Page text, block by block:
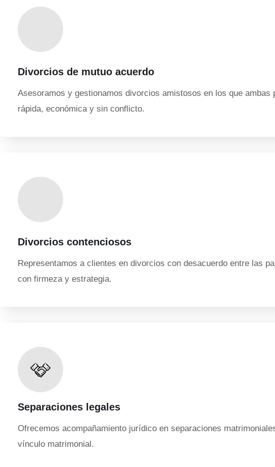
Divorcios de mutuo acuerdo
Asesoramos y gestionamos divorcios amistosos en los que
rápida, económica y sin conflicto.
Divorcios contenciosos
Representamos a clientes en divorcios con desacuerdo entre las
con firmeza y estrategia.
Separaciones legales
Ofrecemos acompañamiento jurídico en separaciones
vínculo matrimonial.